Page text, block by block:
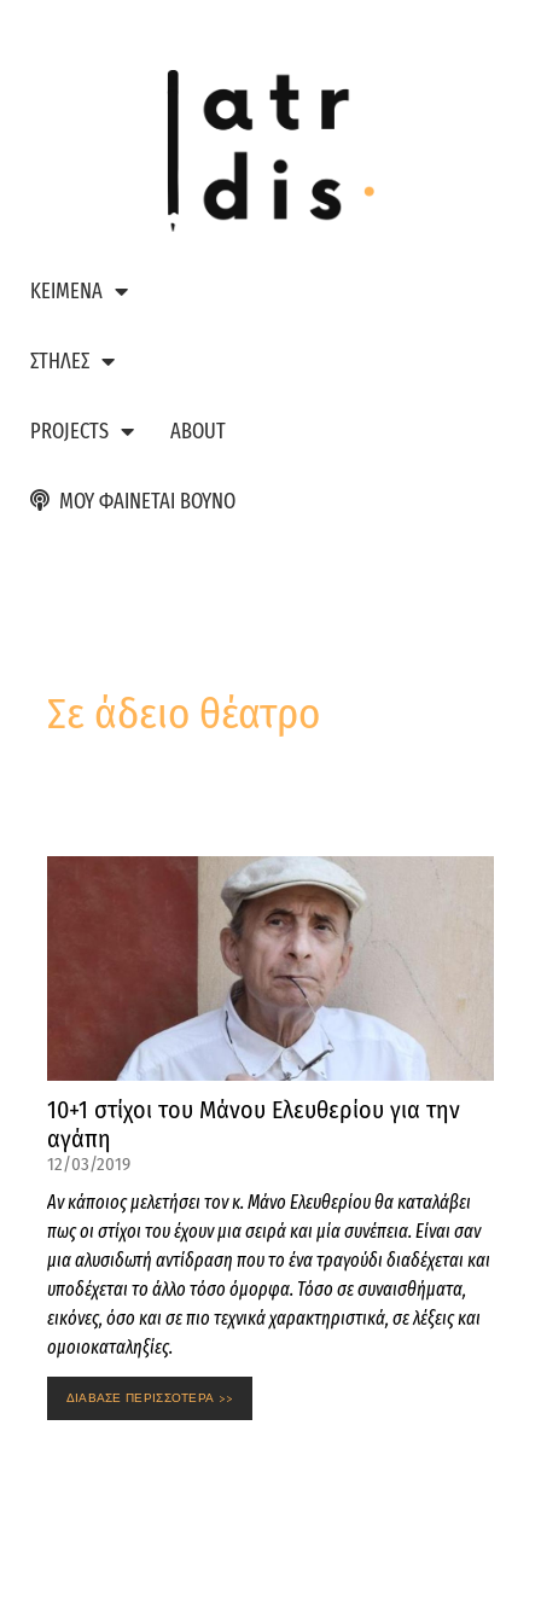
ΚΕΙΜΕΝΑ
ΣΤΗΛΕΣ
PROJECTS ABOUT
ΜΟΥ ΦΑΙΝΕΤΑΙ ΒΟΥΝΟ
Σε άδειο θέατρο
10+1 στίχοι του Μάνου Ελευθερίου για την
αγάπη
12/03/2019
Αν κάποιος μελετήσει τον κ. Μάνο Ελευθερίου θα καταλάβει
πως οι στίχοι του έχουν μια σειρά και μία συνέπεια. Είναι σαν
μια αλυσιδωτή αντίδραση που το ένα τραγούδι διαδέχεται και
υποδέχεται το άλλο τόσο όμορφα. Τόσο σε συναισθήματα,
εικόνες, όσο και σε πιο τεχνικά χαρακτηριστικά, σε λέξεις και
ομοιοκαταληξίες.
ΔΙΑΒΑΣΕ ΠΕΡΙΣΣΟΤΕΡΑ >>